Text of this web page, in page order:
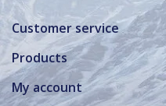
Customer service
Products
My account